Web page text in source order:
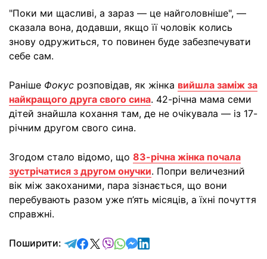
"Поки ми щасливі, а зараз — це найголовніше", —
сказала вона, додавши, якщо її чоловік колись
знову одружиться, то повинен буде забезпечувати
себе сам.
Раніше Фокус розповідав, як жінка вийшла заміж за
найкращого друга свого сина. 42-річна мама семи
дітей знайшла кохання там, де не очікувала — із 17-
річним другом свого сина.
Згодом стало відомо, що 83-річна жінка почала
зустрічатися з другом онучки. Попри величезний
вік між закоханими, пара зізнається, що вони
перебувають разом уже п’ять місяців, а їхні почуття
справжні.
Поширити: відправити у Telegram
поділитись у Facebook
поділитись у X
відправити у Viber
відправити у Whatsapp
відправити у Messenger
відправити у LinkedIn